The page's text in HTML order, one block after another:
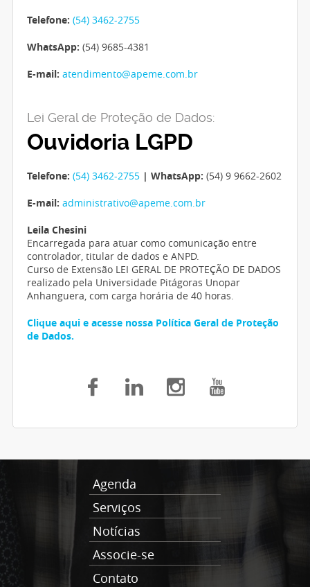
Telefone: (54) 3462-2755
WhatsApp: (54) 9685-4381
E-mail: atendimento@apeme.com.br
Lei Geral de Proteção de Dados:
Ouvidoria LGPD
Telefone: (54) 3462-2755 | WhatsApp: (54) 9 9662-2602
E-mail: administrativo@apeme.com.br
Leila Chesini
Encarregada para atuar como comunicação entre
controlador, titular de dados e ANPD.
Curso de Extensão LEI GERAL DE PROTEÇÃO DE DADOS
realizado pela Universidade Pitágoras Unopar
Anhanguera, com carga horária de 40 horas.
Clique aqui e acesse nossa Política Geral de Proteção
de Dados.
Agenda
Serviços
Notícias
Associe-se
Contato